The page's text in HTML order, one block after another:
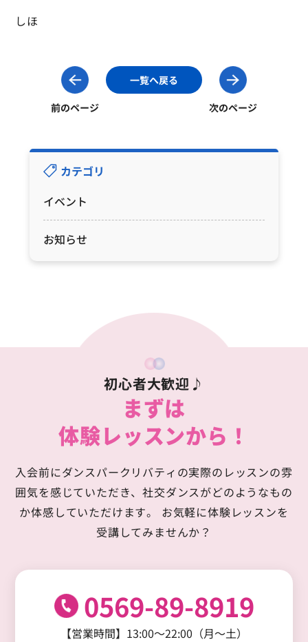
しほ
前のページ
一覧へ戻る
次のページ
カテゴリ
イベント
お知らせ
初心者大歓迎♪
まずは
体験レッスンから！
入会前にダンスパークリバティの実際のレッスンの雰
囲気を感じていただき、社交ダンスがどのようなもの
か体感していただけます。
お気軽に体験レッスンを
受講してみませんか？
0569-89-8919
【営業時間】13:00～22:00（月～土）